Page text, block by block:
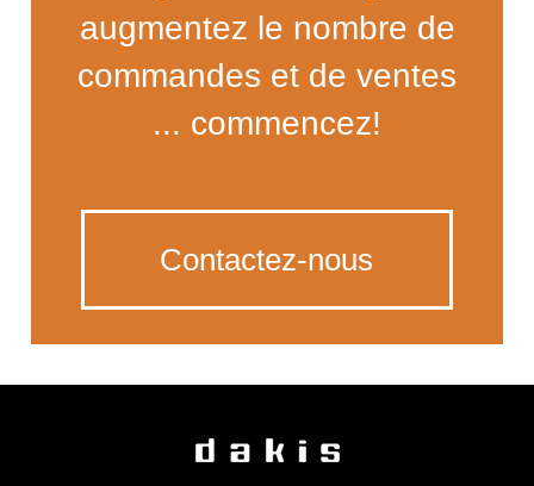
augmentez le nombre de
commandes et de ventes
... commencez!
Contactez-nous